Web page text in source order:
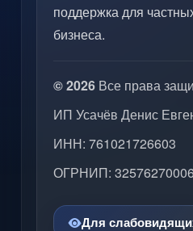
поддержка для
бизнеса.
© 2026 Все права
ИП Усачёв Денис
ИНН: 761021726603
ОГРНИП:
Для